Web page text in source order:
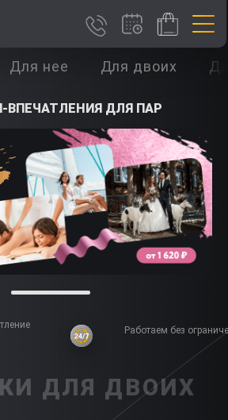
Для нее Для двоих
ВПЕЧАТЛЕНИЯ ДЛЯ ПАР
Работаем без
ДЛЯ ДВОИХ